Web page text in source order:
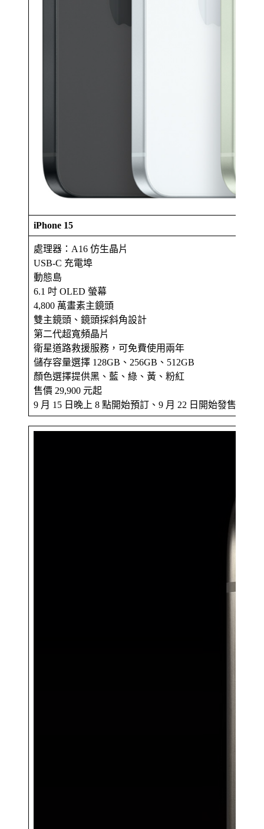
iPhone 15
處理器：A16 仿生晶片
USB-C 充電埠
動態島
6.1 吋 OLED 螢幕
4,800 萬畫素主鏡頭
雙主鏡頭、鏡頭採斜角設計
第二代超寬頻晶片
衛星道路救援服務，可免費使用兩年
儲存容量選擇 128GB、256GB、512GB
顏色選擇提供黑、藍、綠、黃、粉紅
售價 29,900 元起
9 月 15 日晚上 8 點開始預訂、9 月 22 日開始發售